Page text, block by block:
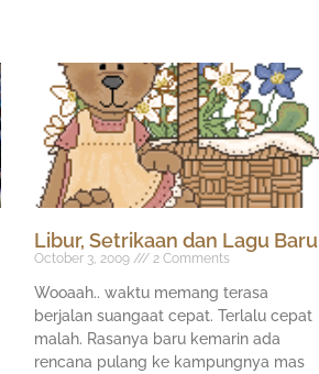
Libur, Setrikaan dan Lagu Baru
October 3, 2009 2 Comments
Wooaah.. waktu memang terasa
berjalan suangaat cepat. Terlalu cepat
malah. Rasanya baru kemarin ada
rencana pulang ke kampungnya mas